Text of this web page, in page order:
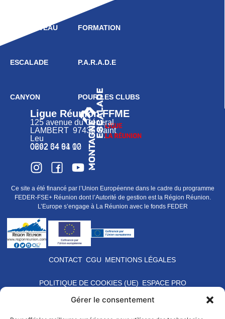
Gérer le consentement
HAUT NIVEAU
ESCALADE
CANYON
FORMATION
P.A.R.A.D.E
POUR LES CLUBS
Ligue Réunion FFME
125 avenue du Général
LAMBERT 97436 Saint
Leu
0262 34 91 02
0692 64 64 10
Ce site a été financé par l’Union Européenne dans le cadre du programme
FEDER-FSE+ Réunion dont l’Autorité de gestion est la Région Réunion.
L’Europe s’engage à La Réunion avec le fonds FEDER
CONTACT CGU MENTIONS LÉGALES
POLITIQUE DE COOKIES (UE) ESPACE PRO